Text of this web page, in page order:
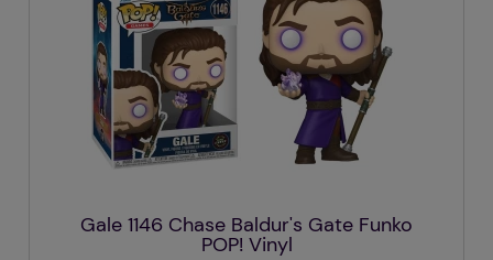
Gale 1146 Chase Baldur's Gate Funko
POP! Vinyl